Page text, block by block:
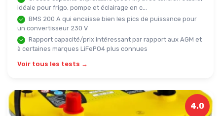
idéale pour frigo, pompe et éclairage en c...
BMS 200 A qui encaisse bien les pics de puissance pour
un convertisseur 230 V
Rapport capacité/prix intéressant par rapport aux AGM et
à certaines marques LiFePO4 plus connues
Voir tous les tests →
4.0